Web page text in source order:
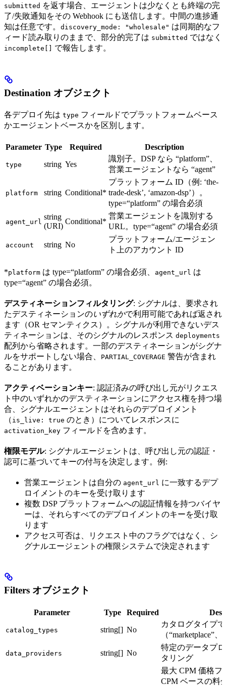
submitted を返す場合、エージェントは少なくとも終端の完
了/失敗通知をその Webhook にも送信します。中間の進捗通
知は任意です。 discovery_mode: "wholesale" は同期的なフ
ィード読み取りのままで、部分的完了は submitted ではなく
incomplete[] で報告します。
Destination オブジェクト
各デプロイ先は type フィールドでプラットフォームベース
かエージェントベースかを区別します。
Parameter Type Required Description
type string Yes
識別子。DSP なら “platform”、
営業エージェントなら “agent”
platform string Conditional*
プラットフォーム ID（例: ‘the-
trade-desk’, ‘amazon-dsp’）。
type=“platform” の場合必須
agent_url
string
(URI)
Conditional*
営業エージェントを識別する
URL。type=“agent” の場合必須
account string No
プラットフォーム/エージェン
ト上のアカウント ID
*platform は type=“platform” の場合必須、 agent_url は
type=“agent” の場合必須。
デスティネーションフィルタリング: シグナルは、要求され
たデスティネーションのいずれかで利用可能であれば返され
ます（OR セマンティクス）。シグナルが利用できないデス
ティネーションは、そのシグナルのレスポンス deployments
配列から省略されます。一部のデスティネーションがシグナ
ルをサポートしない場合、
PARTIAL_COVERAGE 警告が含まれ
ることがあります。
アクティベーションキー: 認証済みの呼び出し元がリクエス
ト中のいずれかのデスティネーションにアクセス権を持つ場
合、シグナルエージェントはそれらのデプロイメント
（ is_live: true のとき）についてレスポンスに
activation_key フィールドを含めます。
権限モデル: シグナルエージェントは、呼び出し元の認証・
認可に基づいてキーの付与を決定します。例:
営業エージェントは自分の agent_url に一致するデプ
ロイメントのキーを受け取ります
複数 DSP プラットフォームへの認証情報を持つバイヤ
ーは、それらすべてのデプロイメントのキーを受け取
ります
アクセス可否は、リクエスト中のフラグではなく、シ
グナルエージェントの権限システムで決定されます
Filters オブジェクト
Parameter Type Required
catalog_types string[] No
カタログタイプ
（“marketplace”
data_providers string[] No
特定のデータプ
タリング
最大 CPM 価格フ
CPM ベースの料